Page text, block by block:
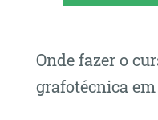
Onde fazer o
grafotécnica